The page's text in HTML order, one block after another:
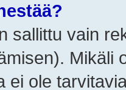
sallittu vain
Mikäli
ei ole